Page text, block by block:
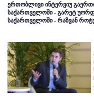
ერთობლივი ინტერვიუ
საქართველოში - გარეტ
საქართველოში - რაზვან